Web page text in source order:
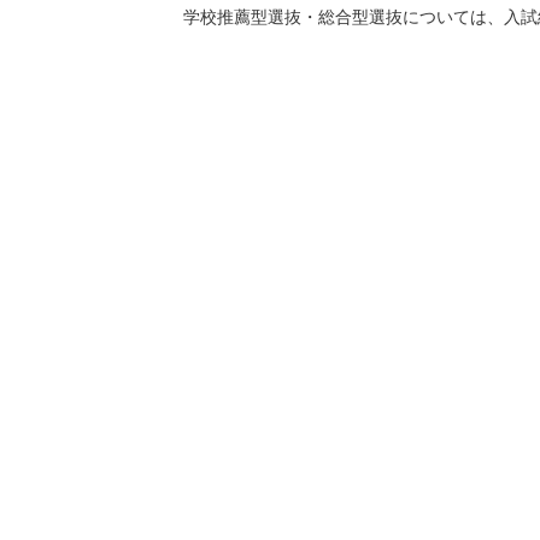
学校推薦型選抜・総合型選抜については、入試